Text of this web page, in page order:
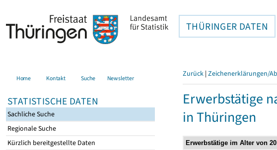
THÜRINGER DATEN
Home Kontakt Suche Newsletter
STATISTISCHE DATEN
Sachliche Suche
Regionale Suche
Kürzlich bereitgestellte Daten
Zurück | Zeichenerklärungen/
Erwerbstätige
in Thüringen